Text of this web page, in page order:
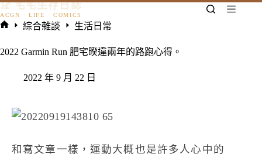
跳
至
要
𓃠 宅宅生存日誌
頁
綜合雜談 生活日常
2022 Garmin Run 肥宅暌違兩年的路跑心得。
2022 年 9 月 22 日
和寫文章一樣，運動大概也是許多人心中的